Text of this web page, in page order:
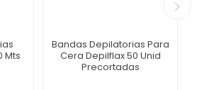
Mts
Bandas Depilatorias Para
Cera Depilflax 50 Unid
Precortadas